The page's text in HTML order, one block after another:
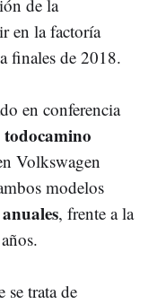
de la
en la factoría
finales de 2018.
en conferencia
todocamino
Volkswagen
modelos
, frente a la
se trata de